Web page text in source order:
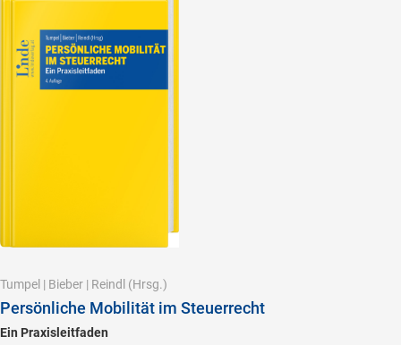
Tumpel | Bieber | Reindl (Hrsg.)
Persönliche Mobilität im Steuerrecht
Ein Praxisleitfaden